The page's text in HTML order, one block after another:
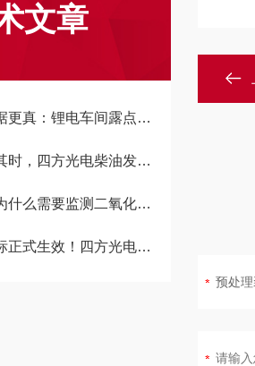
文章
锂电车间露点监测的终极答案
电柴油发动机氮氧传感器技术突破
要监测二氧化碳而不是氧气？
多气体传感器，构建动力PACK早期安全监测体系